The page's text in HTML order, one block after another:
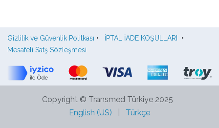
Gizlilik ve Güvenlik Politkası • İPTAL İADE KOŞULLARI
•
Mesafeli Satş Sözleşmesi
Copyright © Transmed Türkiye 2025
English (US)
Türkçe